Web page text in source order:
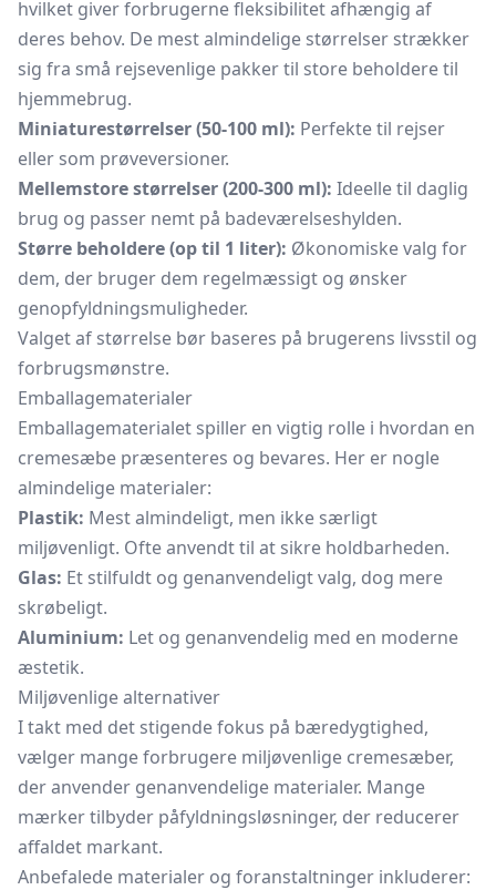
hvilket giver forbrugerne fleksibilitet afhængig af
deres behov. De mest almindelige størrelser strækker
sig fra små rejsevenlige pakker til store beholdere til
hjemmebrug.
Miniaturestørrelser (50-100 ml): Perfekte til rejser
eller som prøveversioner.
Mellemstore størrelser (200-300 ml): Ideelle til daglig
brug og passer nemt på badeværelseshylden.
Større beholdere (op til 1 liter): Økonomiske valg for
dem, der bruger dem regelmæssigt og ønsker
genopfyldningsmuligheder.
Valget af størrelse bør baseres på brugerens livsstil og
forbrugsmønstre.
Emballagematerialer
Emballagematerialet spiller en vigtig rolle i hvordan en
cremesæbe præsenteres og bevares. Her er nogle
almindelige materialer:
Plastik: Mest almindeligt, men ikke særligt
miljøvenligt. Ofte anvendt til at sikre holdbarheden.
Glas: Et stilfuldt og genanvendeligt valg, dog mere
skrøbeligt.
Aluminium: Let og genanvendelig med en moderne
æstetik.
Miljøvenlige alternativer
I takt med det stigende fokus på bæredygtighed,
vælger mange forbrugere miljøvenlige cremesæber,
der anvender genanvendelige materialer. Mange
mærker tilbyder påfyldningsløsninger, der reducerer
affaldet markant.
Anbefalede materialer og foranstaltninger inkluderer: